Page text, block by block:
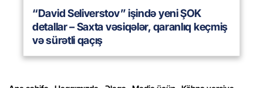
“David Seliverstov” işində yeni ŞOK
detallar – Saxta vəsiqələr, qaranlıq keçmiş
və sürətli qaçış